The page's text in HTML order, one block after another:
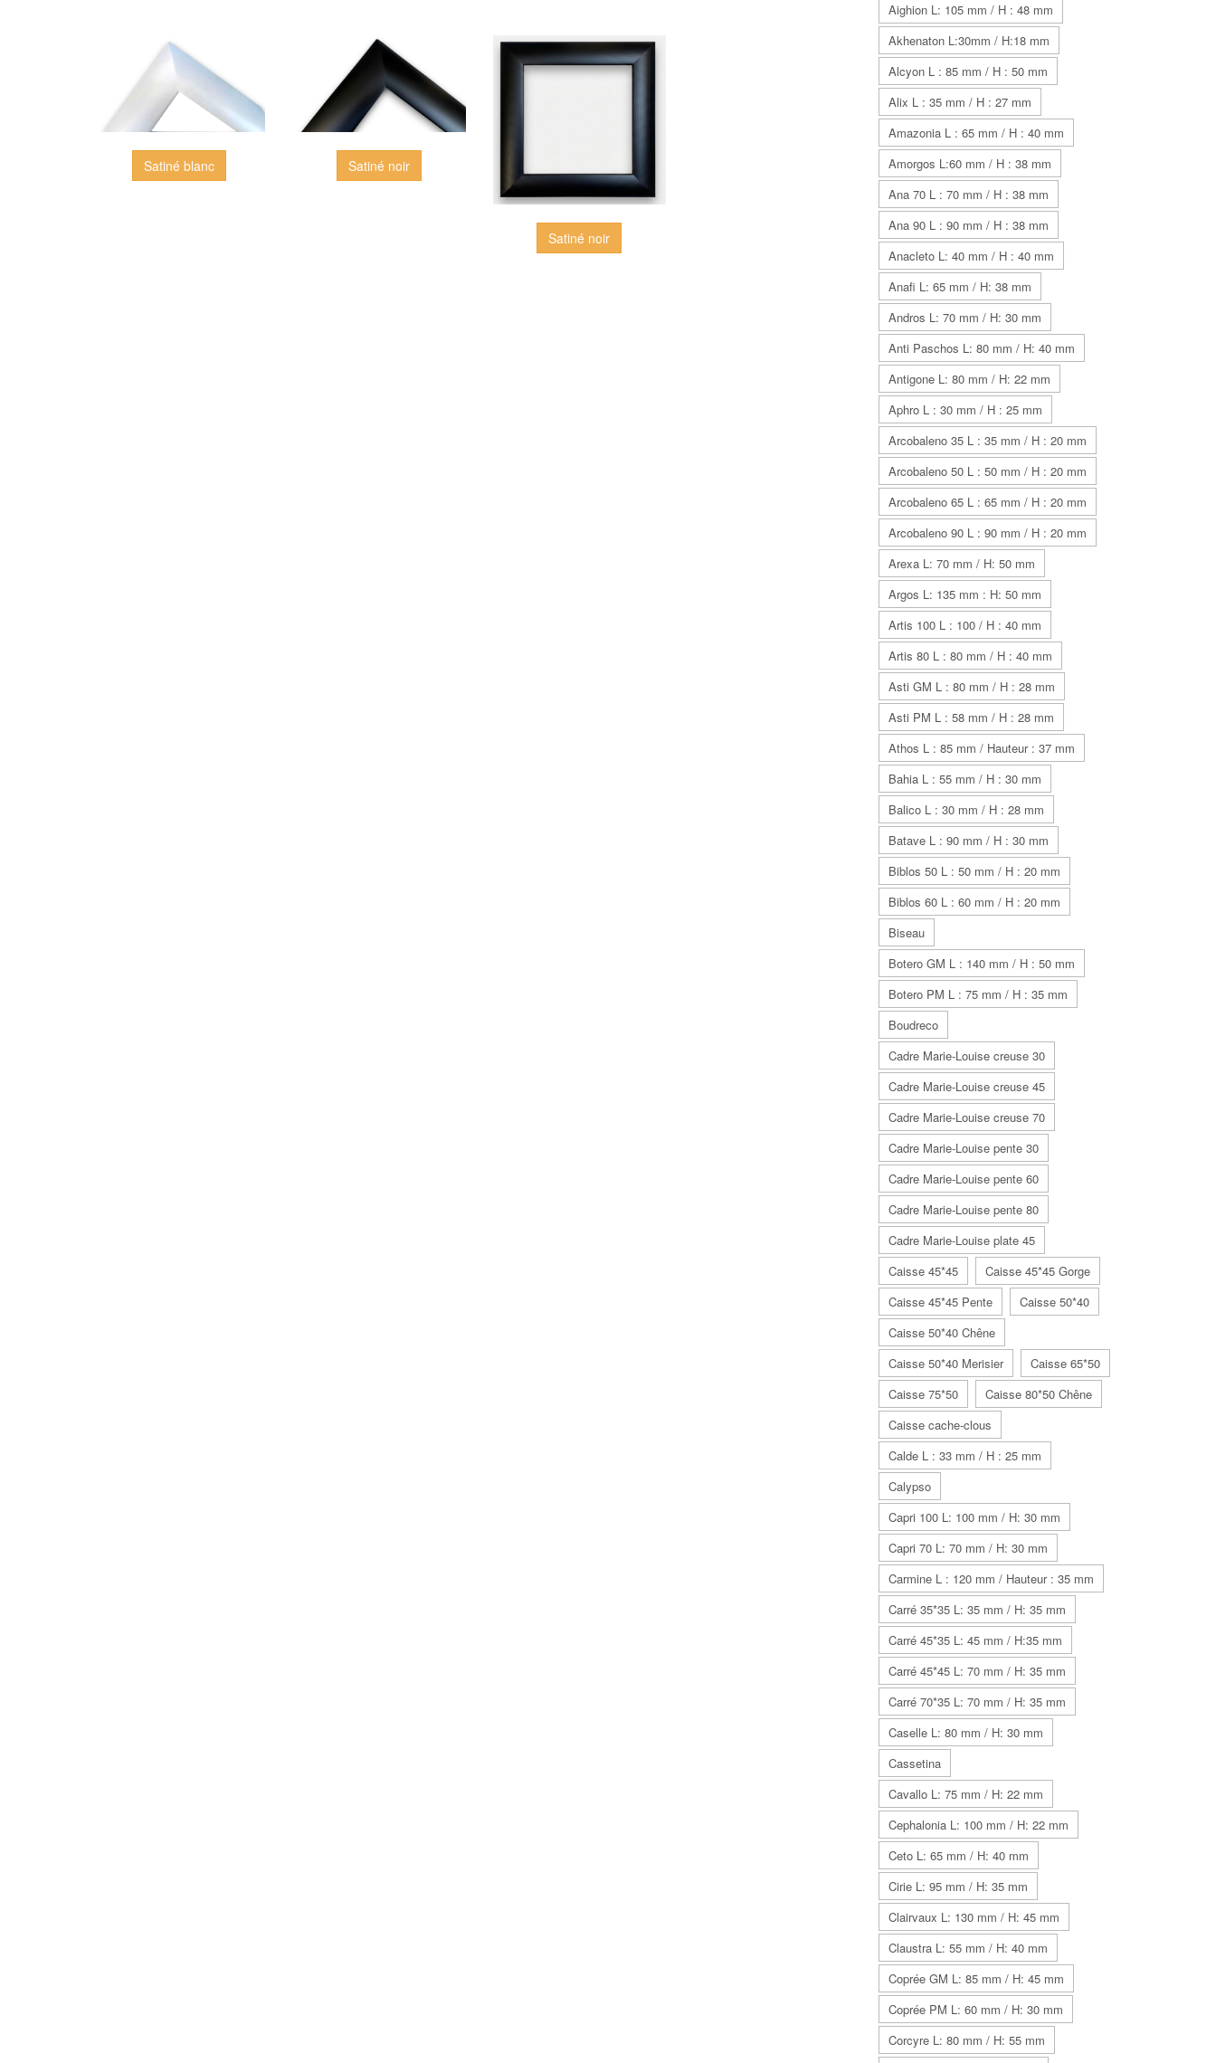
Satiné blanc Satiné noir
Satiné noir
Aighion L: 105 mm / H : 48 mm
Akhenaton L:30mm / H:18 mm
Alcyon L : 85 mm / H : 50 mm
Alix L : 35 mm / H : 27 mm
Amazonia L : 65 mm / H : 40 mm
Amorgos L:60 mm / H : 38 mm
Ana 70 L : 70 mm / H : 38 mm
Ana 90 L : 90 mm / H : 38 mm
Anacleto L: 40 mm / H : 40 mm
Anafi L: 65 mm / H: 38 mm
Andros L: 70 mm / H: 30 mm
Anti Paschos L: 80 mm / H: 40 mm
Antigone L: 80 mm / H: 22 mm
Aphro L : 30 mm / H : 25 mm
Arcobaleno 35 L : 35 mm / H : 20 mm
Arcobaleno 50 L : 50 mm / H : 20 mm
Arcobaleno 65 L : 65 mm / H : 20 mm
Arcobaleno 90 L : 90 mm / H : 20 mm
Arexa L: 70 mm / H: 50 mm
Argos L: 135 mm : H: 50 mm
Artis 100 L : 100 / H : 40 mm
Artis 80 L : 80 mm / H : 40 mm
Asti GM L : 80 mm / H : 28 mm
Asti PM L : 58 mm / H : 28 mm
Athos L : 85 mm / Hauteur : 37 mm
Bahia L : 55 mm / H : 30 mm
Balico L : 30 mm / H : 28 mm
Batave L : 90 mm / H : 30 mm
Biblos 50 L : 50 mm / H : 20 mm
Biblos 60 L : 60 mm / H : 20 mm
Biseau
Botero GM L : 140 mm / H : 50 mm
Botero PM L : 75 mm / H : 35 mm
Boudreco
Cadre Marie-Louise creuse 30
Cadre Marie-Louise creuse 45
Cadre Marie-Louise creuse 70
Cadre Marie-Louise pente 30
Cadre Marie-Louise pente 60
Cadre Marie-Louise pente 80
Cadre Marie-Louise plate 45
Caisse 45*45
Caisse 45*45 Gorge
Caisse 45*45 Pente
Caisse 50*40
Caisse 50*40 Chêne
Caisse 50*40 Merisier
Caisse 65*50
Caisse 75*50
Caisse 80*50 Chêne
Caisse cache-clous
Calde L : 33 mm / H : 25 mm
Calypso
Capri 100 L: 100 mm / H: 30 mm
Capri 70 L: 70 mm / H: 30 mm
Carmine L : 120 mm / Hauteur : 35 mm
Carré 35*35 L: 35 mm / H: 35 mm
Carré 45*35 L: 45 mm / H:35 mm
Carré 45*45 L: 70 mm / H: 35 mm
Carré 70*35 L: 70 mm / H: 35 mm
Caselle L: 80 mm / H: 30 mm
Cassetina
Cavallo L: 75 mm / H: 22 mm
Cephalonia L: 100 mm / H: 22 mm
Ceto L: 65 mm / H: 40 mm
Cirie L: 95 mm / H: 35 mm
Clairvaux L: 130 mm / H: 45 mm
Claustra L: 55 mm / H: 40 mm
Coprée GM L: 85 mm / H: 45 mm
Coprée PM L: 60 mm / H: 30 mm
Corcyre L: 80 mm / H: 55 mm